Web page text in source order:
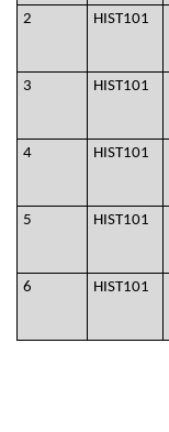
2 HIST101
3 HIST101
4 HIST101
5 HIST101
6 HIST101